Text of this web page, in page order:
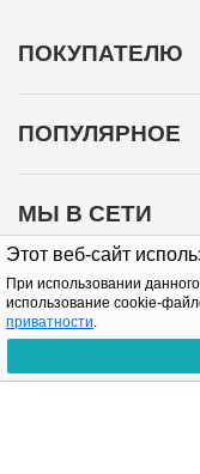
Этот веб-сайт
При использовании
использование cookie-
приватности.
ПОКУПАТЕЛЮ
ПОПУЛЯРНОЕ
МЫ В СЕТИ